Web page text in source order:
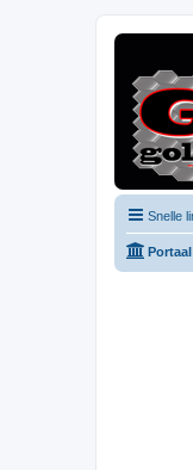
Snelle
Portaal